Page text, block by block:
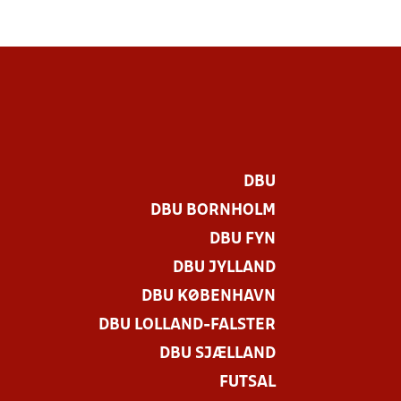
DBU
DBU BORNHOLM
DBU FYN
DBU JYLLAND
DBU KØBENHAVN
DBU LOLLAND-FALSTER
DBU SJÆLLAND
FUTSAL